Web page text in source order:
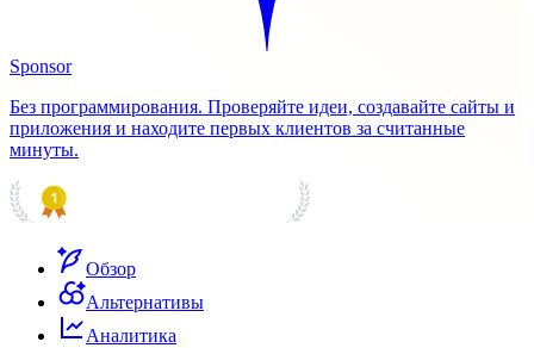
Sponsor
Без программирования. Проверяйте идеи, создавайте сайты и
приложения и находите первых клиентов за считанные
минуты.
Обзор
Альтернативы
Аналитика